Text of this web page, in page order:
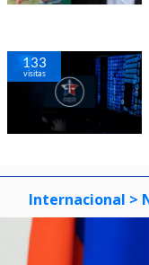
133
visitas
Internacional >